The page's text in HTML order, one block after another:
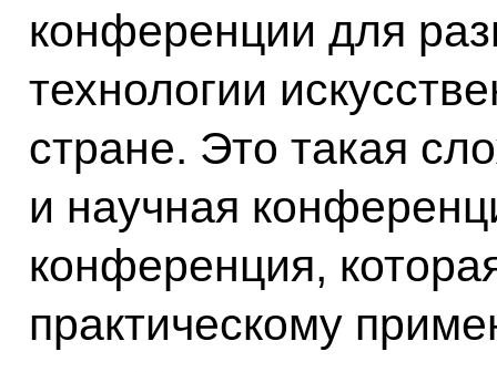
конференции для
технологии
стране. Это такая
и научная
конференция,
практическому